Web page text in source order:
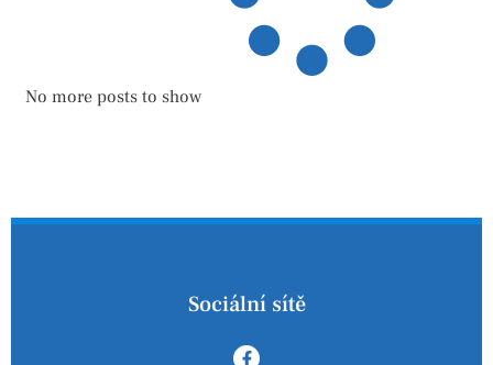
No more posts to show
Sociální sítě